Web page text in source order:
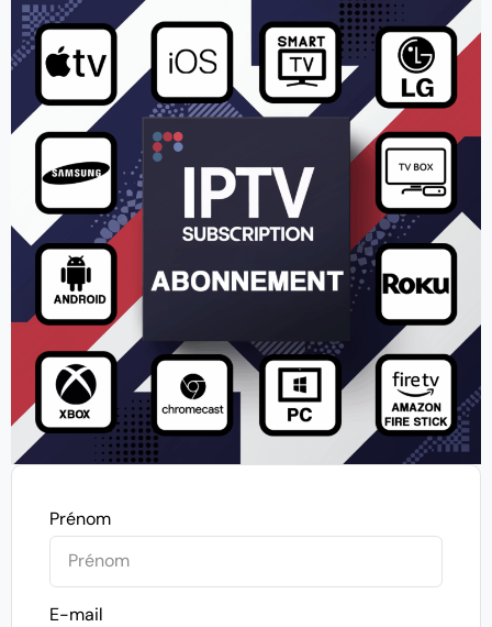
Prénom
E-mail